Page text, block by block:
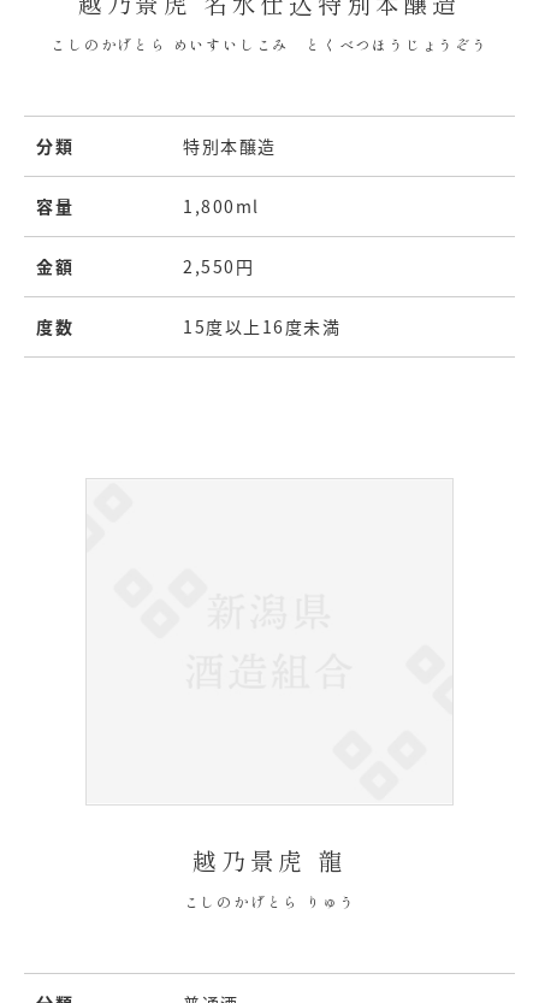
こしのかげとら めいすいしこみ とくべつほうじょうぞう
分類 特別本醸造
容量 1,800ml
金額 2,550円
度数 15度以上16度未満
越乃景虎 龍
こしのかげとら りゅう